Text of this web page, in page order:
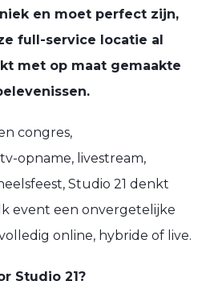
en moet perfect zijn,
full-service locatie al
met op maat gemaakte
congres,
opname, livestream,
Studio 21 denkt
event een onvergetelijke
online, hybride of live.
Studio 21?